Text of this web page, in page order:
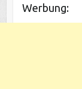
Werbung: